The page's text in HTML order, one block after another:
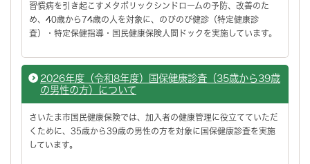
習慣病を引き起こすメタボリックシンドロームの予防、改善のた
め、40歳から74歳の人を対象に、のびのび健診（特定健康診
査）・特定保健指導・国民健康保険人間ドックを実施しています。
2026年度（令和8年度）国保健康診査（35歳から39歳
の男性の方）について
さいたま市国民健康保険では、加入者の健康管理に役立てていただ
くために、35歳から39歳の男性の方を対象に国保健康診査を実施
しています。